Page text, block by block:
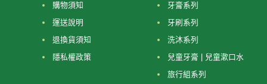
購物須知
運送說明
退換貨須知
隱私權政策
牙膏系列
牙刷系列
洗沐系列
兒童牙膏 | 兒童漱口水
旅行組系列